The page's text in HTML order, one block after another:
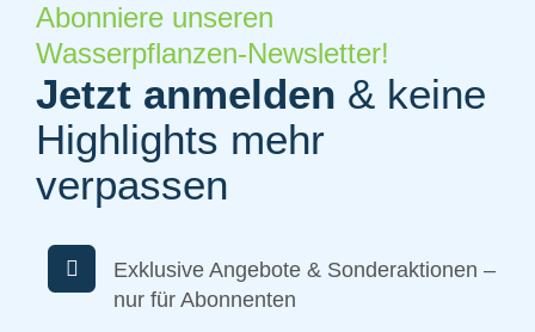
Abonniere unseren
Wasserpflanzen-Newsletter!
Jetzt anmelden & keine
Highlights mehr
verpassen
Exklusive Angebote & Sonderaktionen –
nur für Abonnenten